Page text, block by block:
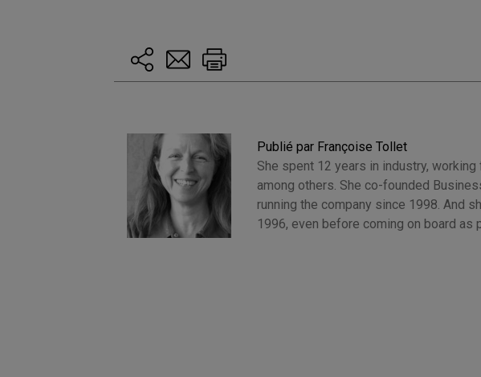
Publié par Françoise Tollet
She spent 12 years in industry,
among others. She co-founded
running the company since 1998. And
1996, even before coming on board as